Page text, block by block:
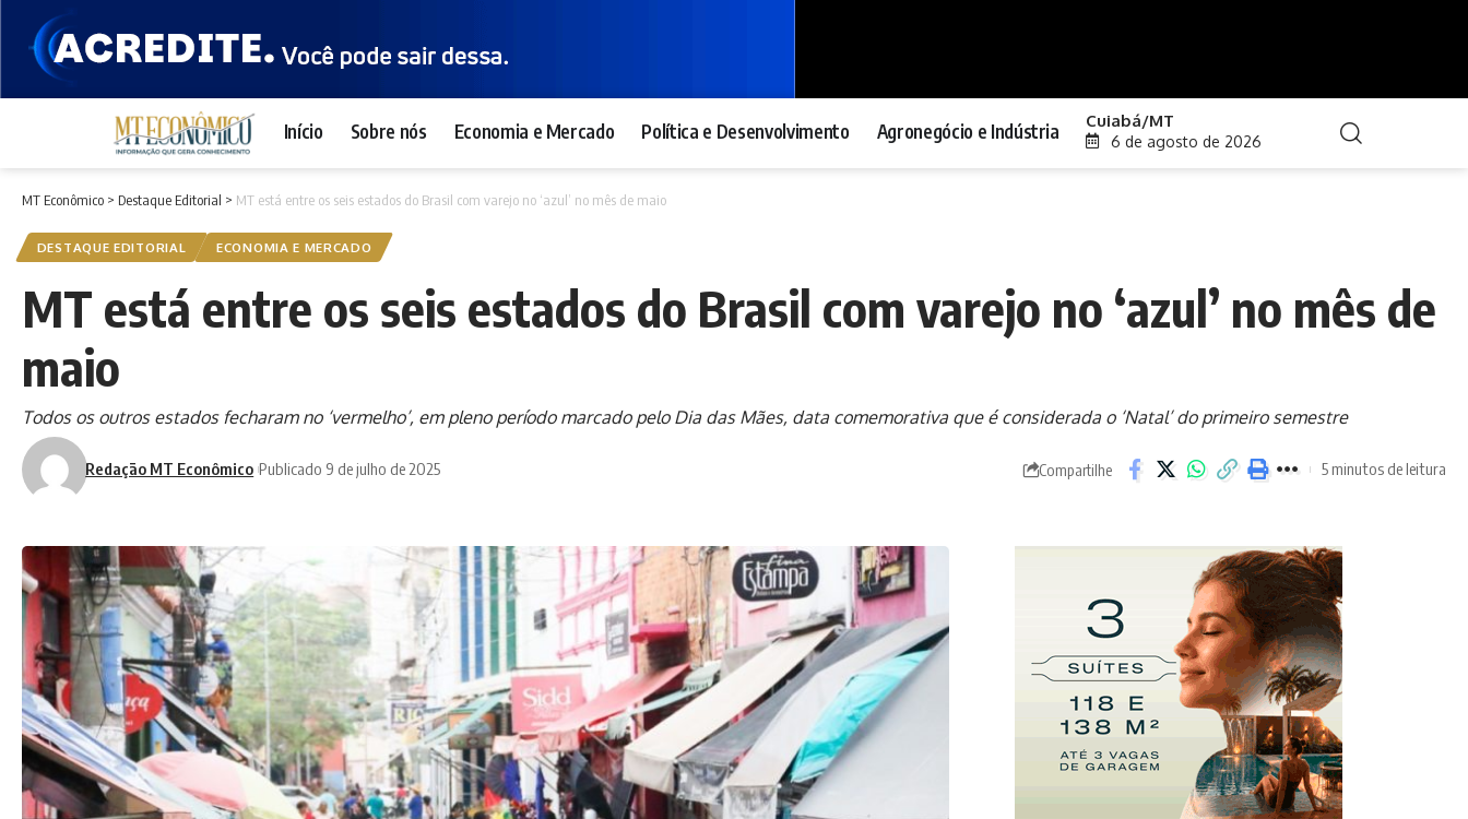
Início Sobre nós Economia e Mercado Política e Desenvolvimento Agronegócio e Indústria Cuiabá/MT
6 de agosto de 2026
MT Econômico > Destaque Editorial > MT está entre os seis estados do Brasil com varejo no ‘azul’ no mês de maio
DESTAQUE EDITORIAL ECONOMIA E MERCADO
MT está entre os seis estados do Brasil com varejo no ‘azul’ no mês de
maio
Todos os outros estados fecharam no ‘vermelho’, em pleno período marcado pelo Dia das Mães, data comemorativa que é considerada o ‘Natal’ do primeiro semestre
Redação MT Econômico Publicado 9 de julho de 2025 Compartilhe 5 minutos de leitura